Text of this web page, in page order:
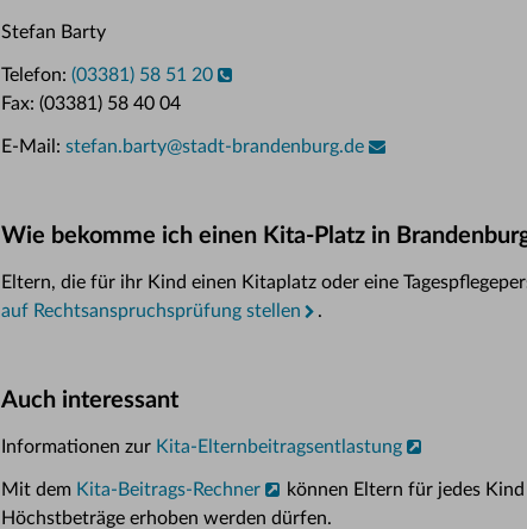
Stefan Barty
Telefon: (03381) 58 51 20
Fax: (03381) 58 40 04
E-Mail: stefan.barty@stadt-brandenburg.de
Wie bekomme ich einen Kita-Platz in
Eltern, die für ihr Kind einen Kitaplatz oder eine
auf Rechtsanspruchsprüfung stellen
.
Auch interessant
Informationen zur Kita-Elternbeitragsentlastung
Mit dem Kita-Beitrags-Rechner
können Eltern für jedes
Höchstbeträge erhoben werden dürfen.